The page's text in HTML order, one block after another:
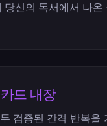
당신의 독서에서 나온
드 내장
검증된 간격 반복을